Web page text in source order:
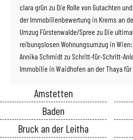
clara grün zu Die Rolle von Gutachten
der Immobilienbewertung in Krems an
Umzug Fürstenwalde/Spree zu Die
reibungslosen Wohnungsumzug in
Annika Schmidt zu Schritt-für-Schritt-
Immobilie in Waidhofen an der Thaya
Amstetten
Baden
Bruck an der Leitha